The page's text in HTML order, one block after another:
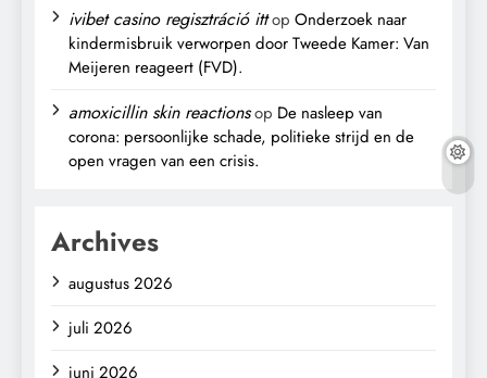
ivibet casino regisztráció ittop Onderzoek naar
kindermisbruik verworpen door Tweede Kamer: Van
Meijeren reageert (FVD).
amoxicillin skin reactionsop De nasleep van
corona: persoonlijke schade, politieke strijd en de
open vragen van een crisis.
Archives
augustus 2026
juli 2026
juni 2026